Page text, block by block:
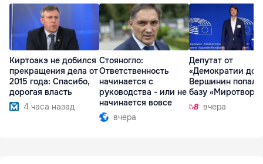
Киртоакэ не добился
прекращения дела от
2015 года: Спасибо,
дорогая власть
4 часа назад
Стояногло:
Ответственность
начинается с
руководства - или не
начинается вовсе
вчера
Депутат от
«Демократии
Вершинин попал в
базу
вчера